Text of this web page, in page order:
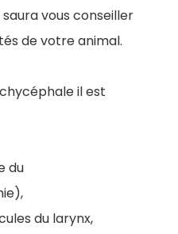
vous conseiller
de votre animal.
il est
du
du larynx,